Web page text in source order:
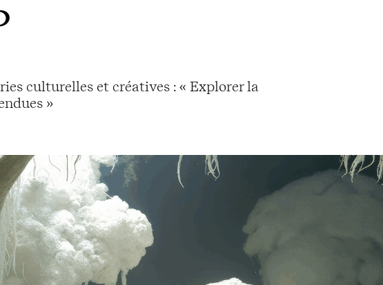
culturelles et créatives : « Explorer la
»